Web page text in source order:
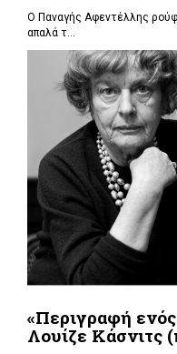
Ο Παναγής Αφεντέλλης
απαλά τ...
«Περιγραφή
Λουίζε Κάσνιτς